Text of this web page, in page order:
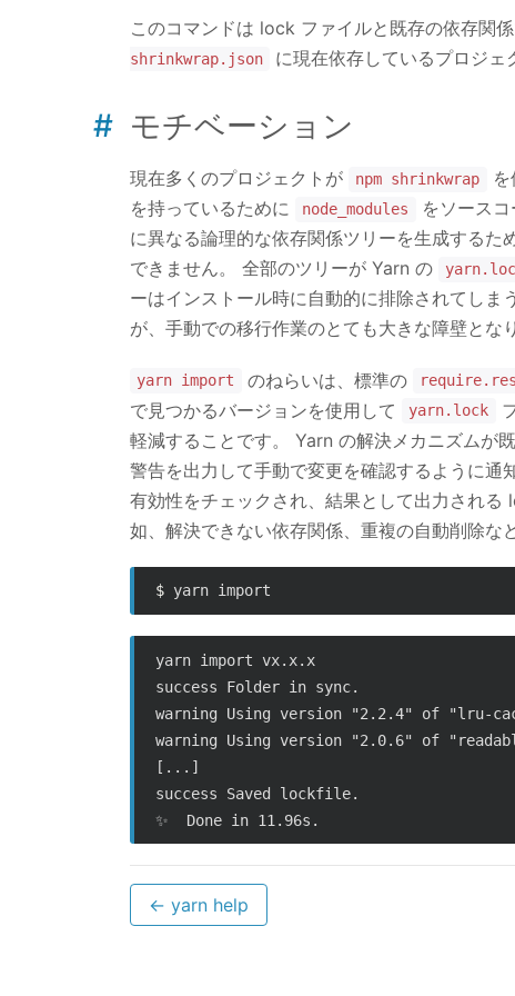
このコマンドは lock ファイルと既存の依存関
shrinkwrap.json
に現在依存しているプロジェ
モチベーション
現在多くのプロジェクトが npm shrinkwrap
を持っているために
node_modules をソース
に異なる論理的な依存関係ツリーを生成する
できません。 全部のツリーが Yarn の
ーはインストール時に自動的に排除されてし
が、手動での移行作業のとても大きな障壁とな
yarn import のねらいは、標準の
で見つかるバージョンを使用して
yarn.lock
軽減することです。 Yarn の解決メカニズムが
警告を出力して手動で変更を確認するように通
有効性をチェックされ、結果として出力される
如、解決できない依存関係、重複の自動削除な
$
yarn import vx.x.x
success Folder in sync.
warning Using version "2.2.4" of "lru-
warning Using version "2.0.6" of
[...]
success Saved lockfile.
← yarn help